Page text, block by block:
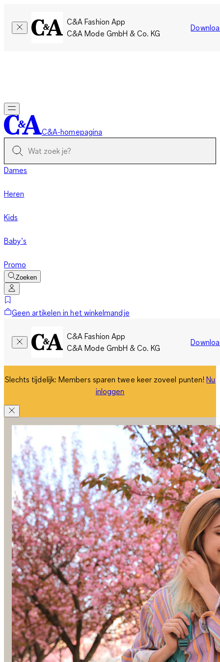
C&A Fashion App
C&A Mode GmbH & Co. KG
C&A-homepagina
Dames
Heren
Kids
Baby’s
Promo
Zoeken
Geen artikelen in het winkelmandje
C&A Fashion App
C&A Mode GmbH & Co. KG
Slechts tijdelijk: Members sparen twee keer zoveel punten!Nu
inloggen